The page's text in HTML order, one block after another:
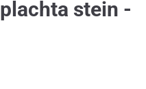
stein -